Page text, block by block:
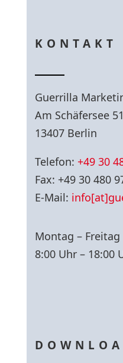
KONTAKT
Guerrilla
Am Schäfersee 51
13407 Berlin
Telefon: +49 30
Fax: +49 30 480
E-Mail:
Montag – Freitag
8:00 Uhr – 18:00